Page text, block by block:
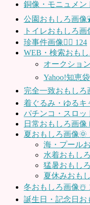
銅像・モニュメン
公園おもしろ画像
トイレおもしろ画
珍事件画像👮‍♂️ 124
WEB・検索おも
オークショ
Yahoo!知恵
完全一致おもしろ
着ぐるみ・ゆるキ
パチンコ・スロッ
日常おもしろ画像
夏おもしろ画像🌞
海・プール
水着おもし
猛暑おもし
夏休みおも
冬おもしろ画像☃️
誕生日・記念日お